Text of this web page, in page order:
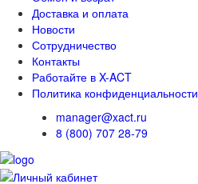
Доставка и оплата
Новости
Сотрудничество
Контакты
Работайте в X-ACT
Политика конфиденциальности
manager@xact.ru
8 (800) 707 28-79